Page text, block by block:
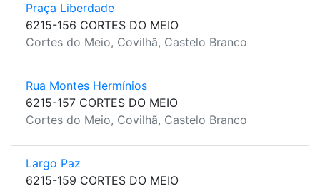
Praça Liberdade
6215-156 CORTES DO MEIO
Cortes do Meio, Covilhã, Castelo Branco
Rua Montes Hermínios
6215-157 CORTES DO MEIO
Cortes do Meio, Covilhã, Castelo Branco
Largo Paz
6215-159 CORTES DO MEIO